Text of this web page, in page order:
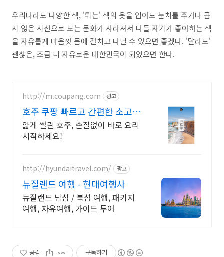
우리나라도 다양한 색, '튀는' 색의 옷을 입어도 눈치를 주거나 곱
지 않은 시선으로 보는 문화가 사라져서 다들 자기가 좋아하는 색
을 자유롭게 마음껏 몸에 걸치고 다닐 수 있으면 좋겠다. '달라도'
괜찮은, 조금 더 자유로운 대한민국이 되었으면 한다.
http://m.coupang.com 광고
호주 쿠팡 빠르고 간편한 소고기
요리
얇게 썰린 호주, 손질없이 바로 요리
시작하세요!
http://hyundaitravel.com/ 광고
뉴질랜드 여행 - 현대여행사
뉴질랜드 남섬 / 북섬 여행, 패키지
여행, 자유여행, 가이드 투어
공감 구독하기